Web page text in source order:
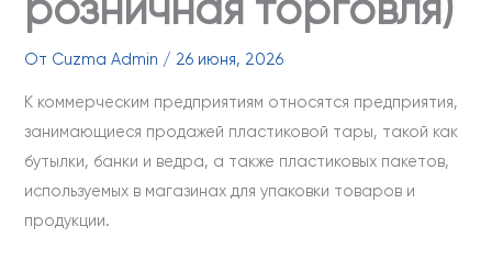
розничная торговля)
От Cuzma Admin / 26 июня, 2026
К коммерческим предприятиям относятся предприятия,
занимающиеся продажей пластиковой тары, такой как
бутылки, банки и ведра, а также пластиковых пакетов,
используемых в магазинах для упаковки товаров и
продукции.